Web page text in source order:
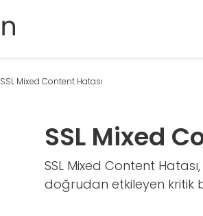
SSL Mixed Content Hatası
SSL Mixed
SSL Mixed Content
doğrudan etkileyen kritik